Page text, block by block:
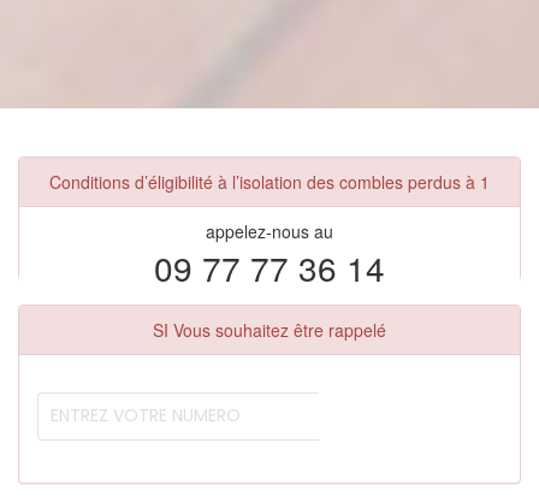
Conditions d’éligibilité à l’isolation des combles perdus à 1
appelez-nous au
09 77 77 36 14
SI Vous souhaitez être rappelé